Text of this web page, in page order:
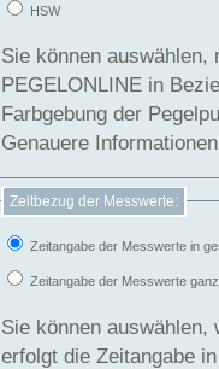
HSW
Sie können
PEGELONLINE in Beziehung
Farbgebung der
Genauere
Zeitbezug der Messwerte:
Zeitangabe der Messwerte in
Zeitangabe der Messwerte
Sie können auswählen,
erfolgt die Zeitangabe